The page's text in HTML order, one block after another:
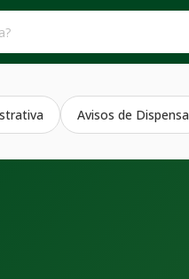
Avisos de Dispensa